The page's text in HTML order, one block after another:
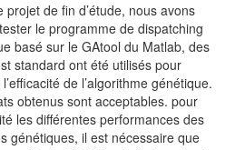
projet de fin d’étude, nous avons
le programme de dispatching
basé sur le GAtool du Matlab, des
standard ont été utilisés pour
de l’algorithme génétique.
obtenus sont acceptables. pour
les différentes performances des
génétiques, il est nécessaire que